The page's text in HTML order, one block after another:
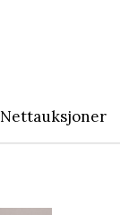
Nettauksjoner